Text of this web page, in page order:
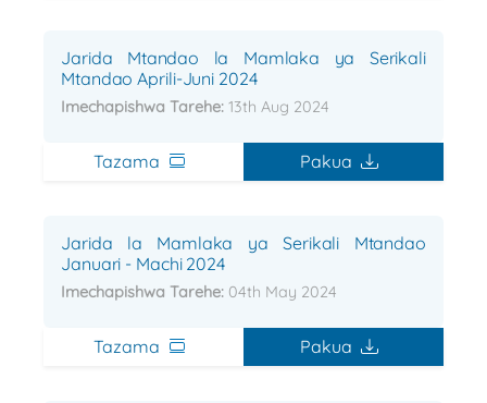
Jarida Mtandao la Mamlaka ya Serikali
Mtandao Aprili-Juni 2024
Imechapishwa Tarehe: 13th Aug 2024
Tazama Pakua
Jarida la Mamlaka ya Serikali Mtandao
Januari - Machi 2024
Imechapishwa Tarehe: 04th May 2024
Tazama Pakua